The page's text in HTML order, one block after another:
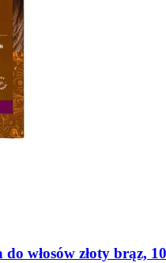
włosów złoty brąz,